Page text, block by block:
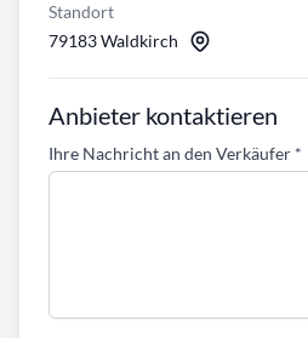
Standort
79183 Waldkirch
Anbieter kontaktieren
Ihre Nachricht an den Verkäufer *